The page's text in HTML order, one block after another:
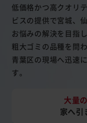
低価格かつ高クオリ
ビスの提供で宮城、
お悩みの解決を目指
粗大ゴミの品種を問
青葉区の現場へ迅速
す。
大量
家へ引